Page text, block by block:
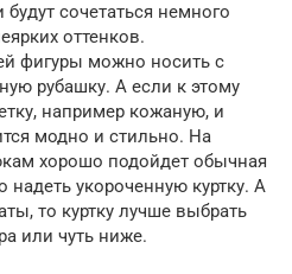
сочетаться немного
оттенков.
фигуры можно носить с
рубашку. А если к этому
например кожаную, и
модно и стильно. На
хорошо подойдет обычная
укороченную куртку. А
то куртку лучше выбрать
или чуть ниже.